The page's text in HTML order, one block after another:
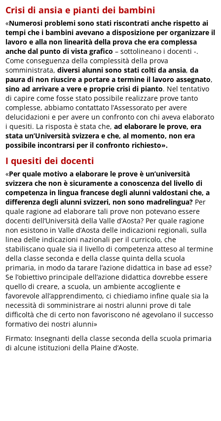
Crisi di ansia e pianti dei bambini
«Numerosi problemi sono stati riscontrati anche rispetto ai
tempi che i bambini avevano a disposizione per organizzare il
lavoro e alla non linearità della prova che era complessa
anche dal punto di vista grafico– sottolineano i docenti -.
Come conseguenza della complessità della prova
somministrata,diversi alunni sono stati colti da ansia,da
paura di non riuscire a portare a termine il lavoro assegnato,
sino ad arrivare a vere e proprie crisi di pianto. Nel tentativo
di capire come fosse stato possibile realizzare prove tanto
complesse, abbiamo contattato l’Assessorato per avere
delucidazioni e per avere un confronto con chi aveva elaborato
i quesiti. La risposta è stata che,ad elaborare le prove, era
stata un’Università svizzera e che, al momento, non era
possibile incontrarsi per il confronto richiesto».
I quesiti dei docenti
«Per quale motivo a elaborare le prove è un’università
svizzera che non è sicuramente a conoscenza del livello di
competenza in lingua francese degli alunni valdostani che, a
differenza degli alunni svizzeri, non sono madrelingua? Per
quale ragione ad elaborare tali prove non potevano essere
docenti dell’Università della Valle d’Aosta? Per quale ragione
non esistono in Valle d’Aosta delle indicazioni regionali, sulla
linea delle indicazioni nazionali per il curricolo, che
stabiliscano quale sia il livello di competenza atteso al termine
della classe seconda e della classe quinta della scuola
primaria, in modo da tarare l’azione didattica in base ad esse?
Se l’obiettivo principale dell’azione didattica dovrebbe essere
quello di creare, a scuola, un ambiente accogliente e
favorevole all’apprendimento, ci chiediamo infine quale sia la
necessità di somministrare ai nostri alunni prove di tale
difficoltà che di certo non favoriscono né agevolano il successo
formativo dei nostri alunni»
Firmato: Insegnanti della classe seconda della scuola primaria
di alcune istituzioni della Plaine d’Aoste.